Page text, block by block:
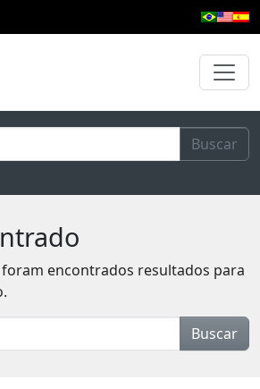
Buscar
foram encontrados resultados para
Buscar